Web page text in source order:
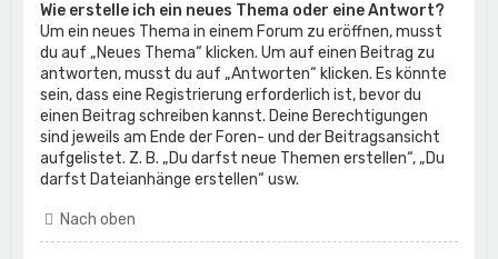
Wie erstelle ich ein neues Thema oder eine Antwort?
Um ein neues Thema in einem Forum zu eröffnen, musst
du auf „Neues Thema“ klicken. Um auf einen Beitrag zu
antworten, musst du auf „Antworten“ klicken. Es könnte
sein, dass eine Registrierung erforderlich ist, bevor du
einen Beitrag schreiben kannst. Deine Berechtigungen
sind jeweils am Ende der Foren- und der Beitragsansicht
aufgelistet. Z. B. „Du darfst neue Themen erstellen“, „Du
darfst Dateianhänge erstellen“ usw.
Nach oben